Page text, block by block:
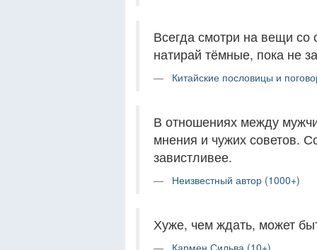
Всегда смотри на вещи со
натирай тёмные, пока не
Китайские пословицы и
В отношениях между
мнения и чужих советов.
завистливее.
Неизвестный автор (1000+)
Хуже, чем ждать, может
Кармен Сильва (10+)